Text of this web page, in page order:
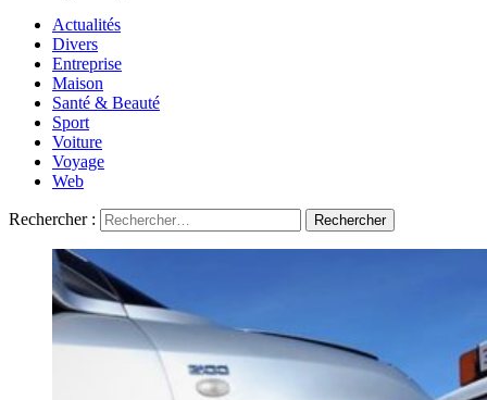
Actualités
Divers
Entreprise
Maison
Santé & Beauté
Sport
Voiture
Voyage
Web
Rechercher :